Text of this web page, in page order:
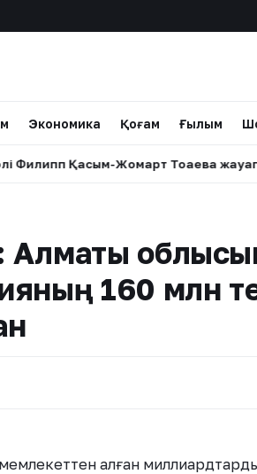
Экономика Қоғам Ғылым
Қасым-Жомарт Тоқаевқа жауап хат
160 млн
алған миллиардтарды